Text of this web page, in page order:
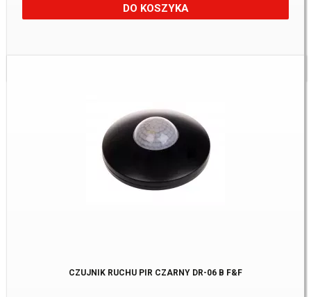
DO KOSZYKA
Dostępne:2 Szt.
CZUJNIK RUCHU PIR CZARNY DR-06 B F&F